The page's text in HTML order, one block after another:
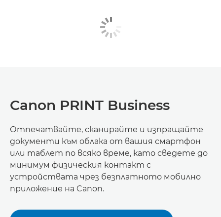
Canon PRINT Business
Отпечатвайте, сканирайте и изпращайте
документи към облака от вашия смартфон
или таблет по всяко време, като сведете до
минимум физическия контакт с
устройствата чрез безплатното мобилно
приложение на Canon.